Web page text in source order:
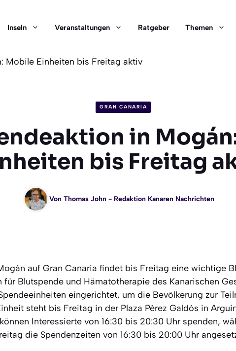
Inseln Veranstaltungen Ratgeber Themen
Mobile Einheiten bis Freitag aktiv
GRAN CANARIA
in
bis Freitag
Von Thomas John- Redaktion Kanaren Nachrichten
auf Gran Canaria findet bis Freitag eine wichtige
für Blutspende und Hämatotherapie des Kanarischen
eingerichtet, um die Bevölkerung zur
steht bis Freitag in der Plaza Pérez Galdós in
Interessierte von 16:30 bis 20:30 Uhr spenden,
die Spendenzeiten von 16:30 bis 20:00 Uhr